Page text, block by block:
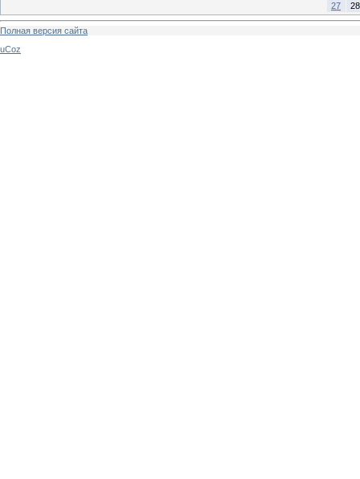
27
28
Полная версия сайта
uCoz